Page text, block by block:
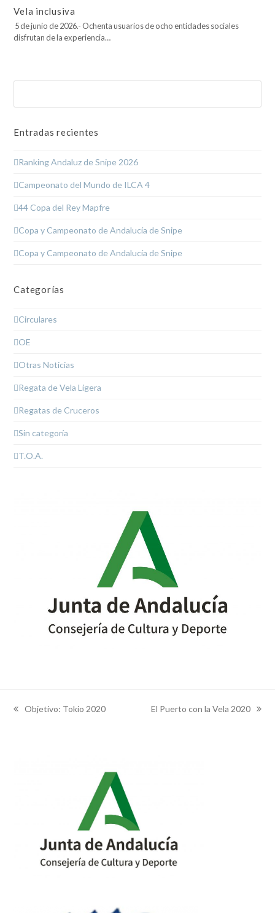
Vela inclusiva
5 de junio de 2026.- Ochenta usuarios de ocho entidades sociales
disfrutan de la experiencia…
Entradas recientes
Ranking Andaluz de Snipe 2026
Campeonato del Mundo de ILCA 4
44 Copa del Rey Mapfre
Copa y Campeonato de Andalucía de Snipe
Copa y Campeonato de Andalucía de Snipe
Categorías
Circulares
OE
Otras Noticias
Regata de Vela Ligera
Regatas de Cruceros
Sin categoría
T.O.A.
previous
Objetivo: Tokio 2020
next
El Puerto con la Vela 2020